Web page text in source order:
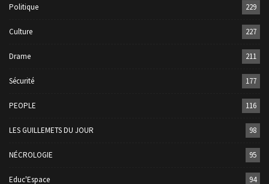
Politique 229
Culture 227
Drame 211
Sécurité 177
PEOPLE 116
LES GUILLEMETS DU JOUR 98
NÉCROLOGIE 95
Educ'Espace 94